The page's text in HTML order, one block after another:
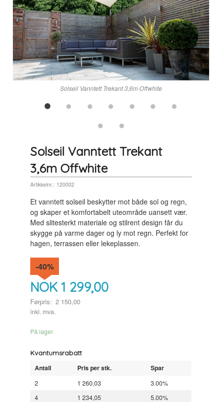
Solseil Vanntett Trekant 3,6m Offwhite
Solseil Vanntett Trekant
3,6m Offwhite
Artikkelnr.: 120002
Et vanntett solseil beskytter mot både sol og regn,
og skaper et komfortabelt uteområde uansett vær.
Med slitesterkt materiale og stilrent design får du
skygge på varme dager og ly mot regn. Perfekt for
hagen, terrassen eller lekeplassen.
NOK 1 299,00
Førpris: 2 150,00
Rabatt
-40%
inkl. mva.
På lager
Kvantumsrabatt
Antall Pris per stk. Spar
2 1 260,03
3.00%
4
1 234,05 5.00%